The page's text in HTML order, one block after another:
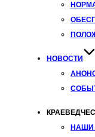
НОВОСТИ
НАШИ